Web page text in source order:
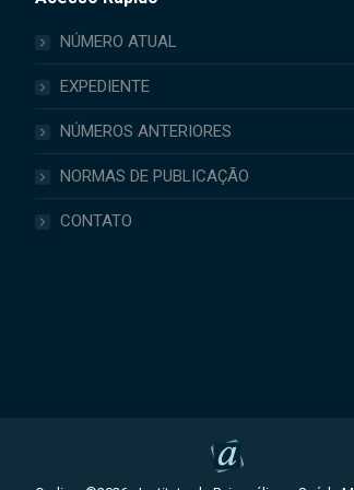
NÚMERO ATUAL
EXPEDIENTE
NÚMEROS ANTERIORES
NORMAS DE PUBLICAÇÃO
CONTATO